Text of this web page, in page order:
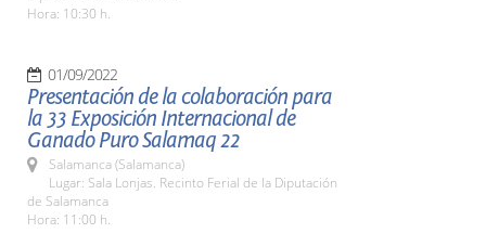
Hora: 10:30 h.
01/09/2022
Presentación de la colaboración para
la 33 Exposición Internacional de
Ganado Puro Salamaq 22
Salamanca (Salamanca)
Lugar: Sala Lonjas. Recinto Ferial de la Diputación
de Salamanca
Hora: 11:00 h.